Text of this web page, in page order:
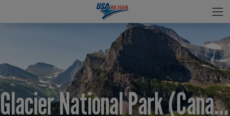
Glacier National Park (Canada)